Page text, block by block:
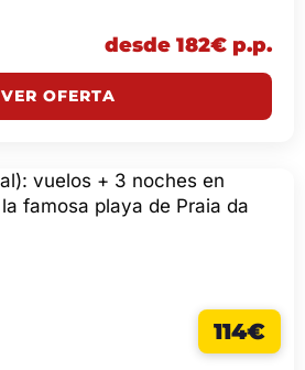
desde 182€ p.p.
VER OFERTA
114€